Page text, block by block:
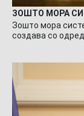
ЗОШТО МОРА
Зошто мора
создава со